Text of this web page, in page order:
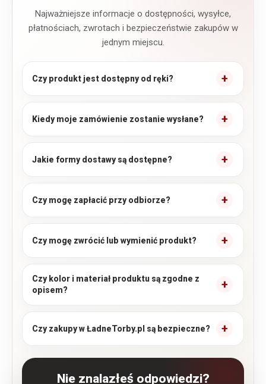
Najważniejsze informacje o dostępności, wysyłce,
płatnościach, zwrotach i bezpieczeństwie zakupów w
jednym miejscu.
Czy produkt jest dostępny od ręki?
Kiedy moje zamówienie zostanie wysłane?
Jakie formy dostawy są dostępne?
Czy mogę zapłacić przy odbiorze?
Czy mogę zwrócić lub wymienić produkt?
Czy kolor i materiał produktu są zgodne z
opisem?
Czy zakupy w ŁadneTorby.pl są bezpieczne?
Nie znalazłeś odpowiedzi?